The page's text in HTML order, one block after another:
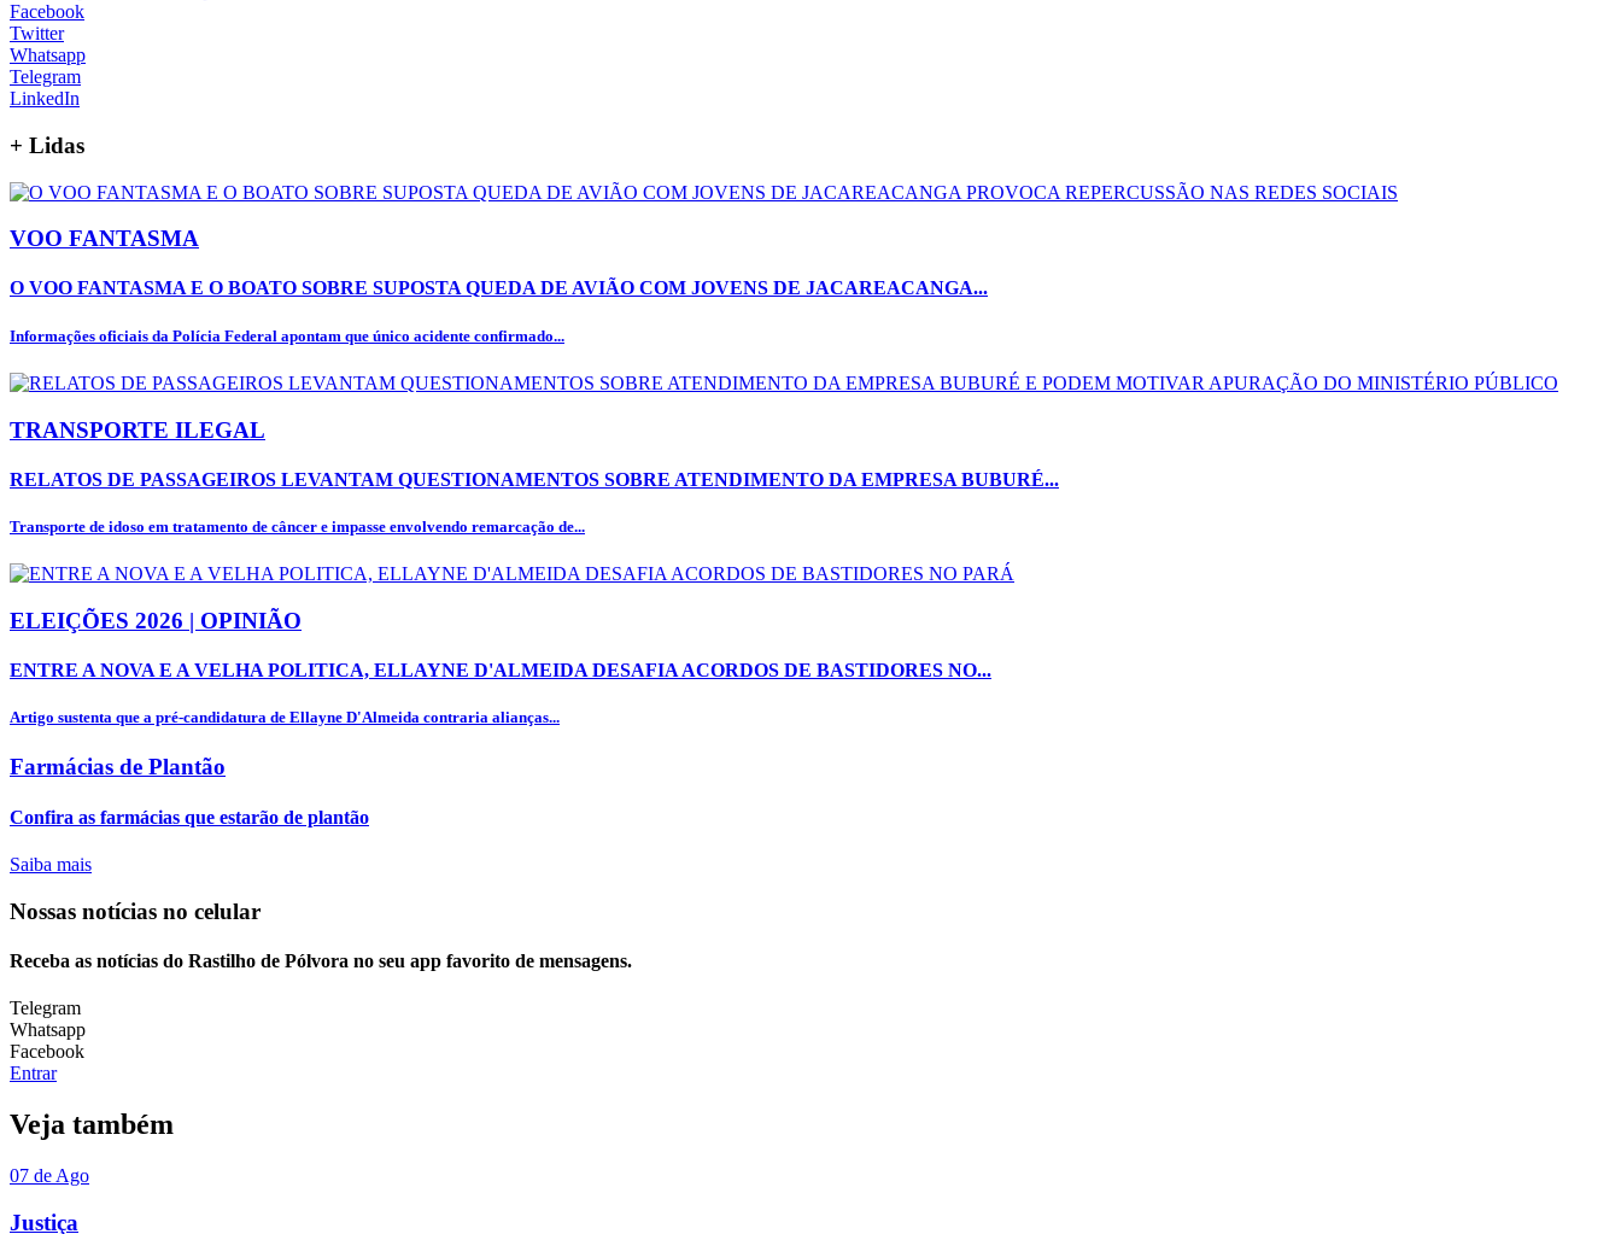
Facebook
Twitter
Whatsapp
Telegram
LinkedIn
+ Lidas
VOO FANTASMA
O VOO FANTASMA E O BOATO SOBRE SUPOSTA QUEDA DE AVIÃO COM JOVENS DE JACAREACANGA...
Informações oficiais da Polícia Federal apontam que único acidente confirmado...
TRANSPORTE ILEGAL
RELATOS DE PASSAGEIROS LEVANTAM QUESTIONAMENTOS SOBRE ATENDIMENTO DA EMPRESA BUBURÉ...
Transporte de idoso em tratamento de câncer e impasse envolvendo remarcação de...
ELEIÇÕES 2026 | OPINIÃO
ENTRE A NOVA E A VELHA POLITICA, ELLAYNE D'ALMEIDA DESAFIA ACORDOS DE BASTIDORES NO...
Artigo sustenta que a pré-candidatura de Ellayne D'Almeida contraria alianças...
Farmácias de Plantão
Confira as farmácias que estarão de plantão
Saiba mais
Nossas notícias no celular
Receba as notícias do Rastilho de Pólvora no seu app favorito de mensagens.
Telegram
Whatsapp
Facebook
Entrar
Veja também
07 de Ago
Justiça